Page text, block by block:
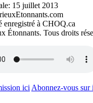
15 juillet 2013
enregistré à CHOQ.ca
Étonnants. Tous droits
ici Abonnez-vous sur